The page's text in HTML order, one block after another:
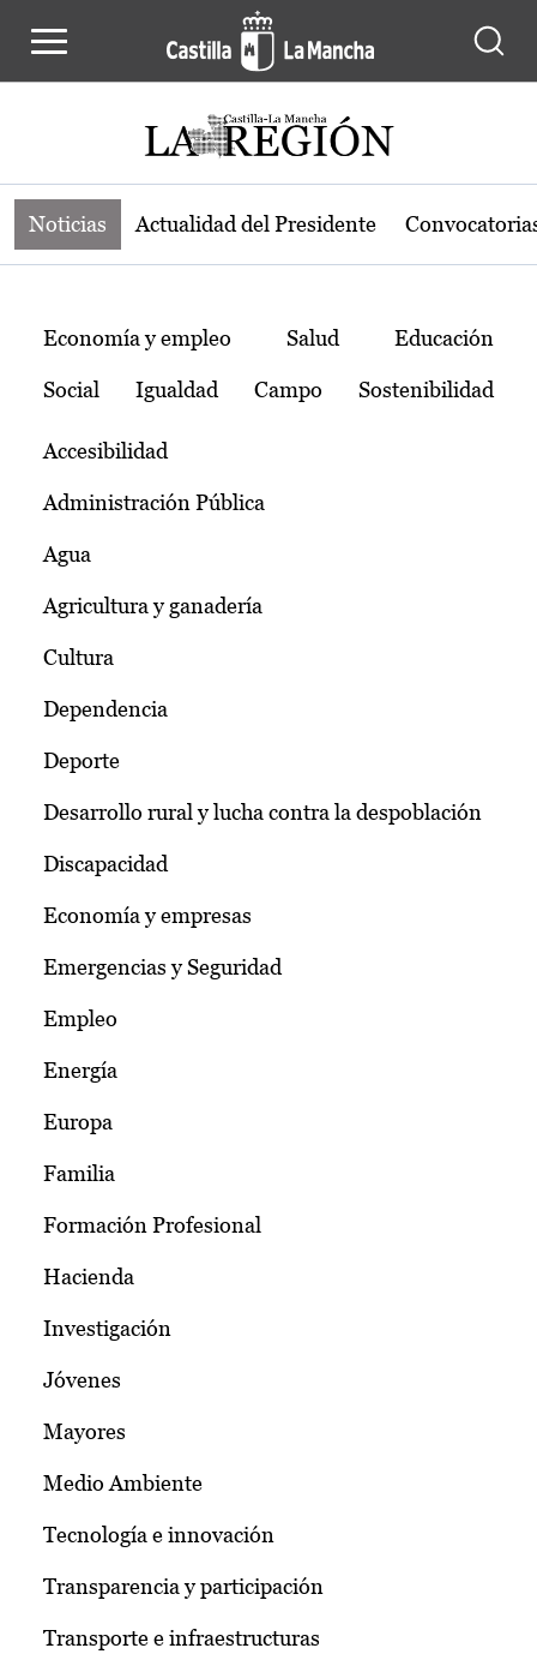
Noticias de la región de Castilla-La
Noticias Actualidad del Presidente
Temas
Economía y empleo Salud Educación
Social Igualdad Campo Sostenibilidad
Accesibilidad
Administración Pública
Agua
Agricultura y ganadería
Cultura
Dependencia
Deporte
Desarrollo rural y lucha contra la despoblación
Discapacidad
Economía y empresas
Emergencias y Seguridad
Empleo
Energía
Europa
Familia
Formación Profesional
Hacienda
Investigación
Jóvenes
Mayores
Medio Ambiente
Tecnología e innovación
Transparencia y participación
Transporte e infraestructuras